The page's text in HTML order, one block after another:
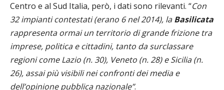
Centro e al Sud Italia, però, i dati sono rilevanti. “Con
32 impianti contestati (erano 6 nel 2014), laBasilicata
rappresenta ormai un territorio di grande frizione tra
imprese, politica e cittadini, tanto da surclassare
regioni come Lazio (n. 30), Veneto (n. 28) e Sicilia (n.
26), assai più visibili nei confronti dei media e
dell’opinione pubblica nazionale”.